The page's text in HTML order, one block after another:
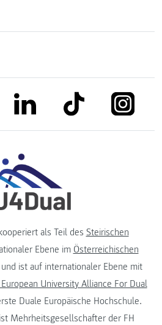
to youtubelink to linkedinlink to tiktok
als Teil des Steirischen
Ebene im Österreichischen
ist auf internationaler Ebene mit
University Alliance For Dual
Duale Europäische Hochschule.
Mehrheitsgesellschafter der FH